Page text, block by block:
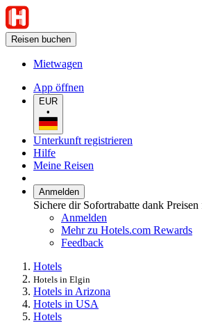
Reisen buchen
Mietwagen
App öffnen
EUR
•
Unterkunft registrieren
Hilfe
Meine Reisen
Anmelden
Sichere dir Sofortrabatte dank
Anmelden
Mehr zu Hotels.com Rewards
Feedback
Hotels
Hotels in Elgin
Hotels in Arizona
Hotels in USA
Hotels